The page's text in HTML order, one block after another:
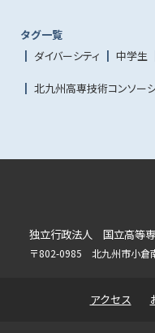
タグ一覧
ダイバーシティ
中学生
北九州高専技術コンソー
独立行政法人 国立高等
〒802-0985 北九州市小倉
アクセス